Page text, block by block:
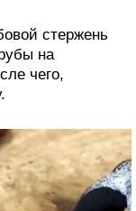
стержень
на
чего,